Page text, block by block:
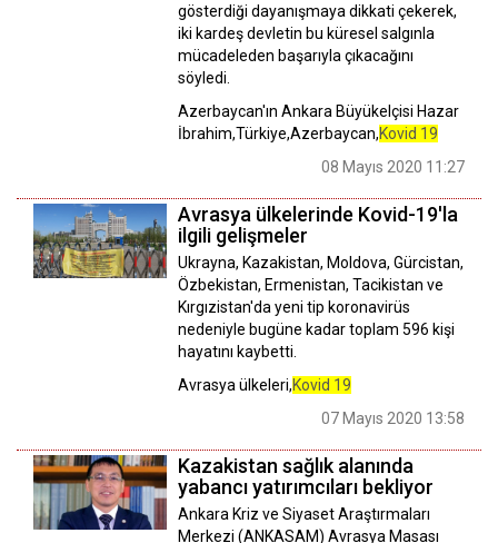
gösterdiği dayanışmaya dikkati çekerek,
iki kardeş devletin bu küresel salgınla
mücadeleden başarıyla çıkacağını
söyledi.
Azerbaycan'ın Ankara Büyükelçisi Hazar
İbrahim,Türkiye,Azerbaycan,Kovid 19
08 Mayıs 2020 11:27
Avrasya ülkelerinde Kovid-19'la
ilgili gelişmeler
Ukrayna, Kazakistan, Moldova, Gürcistan,
Özbekistan, Ermenistan, Tacikistan ve
Kırgızistan'da yeni tip koronavirüs
nedeniyle bugüne kadar toplam 596 kişi
hayatını kaybetti.
Avrasya ülkeleri,Kovid 19
07 Mayıs 2020 13:58
Kazakistan sağlık alanında
yabancı yatırımcıları bekliyor
Ankara Kriz ve Siyaset Araştırmaları
Merkezi (ANKASAM) Avrasya Masası